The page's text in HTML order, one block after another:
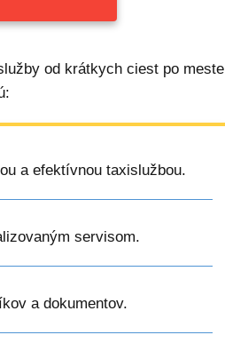
od krátkych ciest po meste
a efektívnou taxislužbou.
servisom.
a dokumentov.